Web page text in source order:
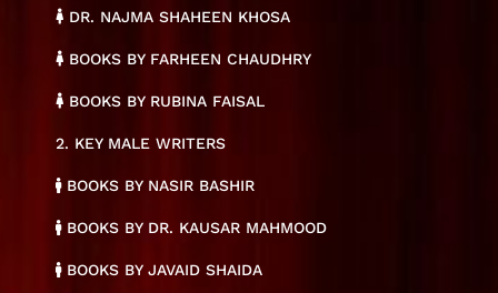
DR. NAJMA SHAHEEN KHOSA
BOOKS BY FARHEEN CHAUDHRY
BOOKS BY RUBINA FAISAL
2. KEY MALE WRITERS
BOOKS BY NASIR BASHIR
BOOKS BY DR. KAUSAR MAHMOOD
BOOKS BY JAVAID SHAIDA